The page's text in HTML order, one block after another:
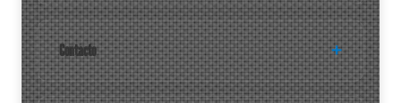
Contacto